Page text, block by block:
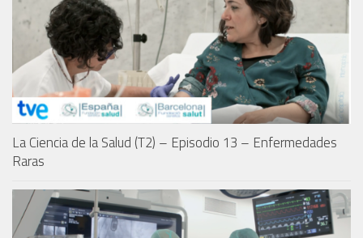
La Ciencia de la Salud (T2) – Episodio 13 – Enfermedades
Raras